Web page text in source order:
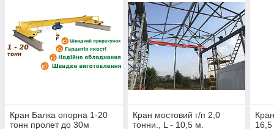
Кран Балка опорна 1-20
тонн пролет до 30м
Кран мостовий г/п 2,0
тонни., L - 10,5 м.
16,5